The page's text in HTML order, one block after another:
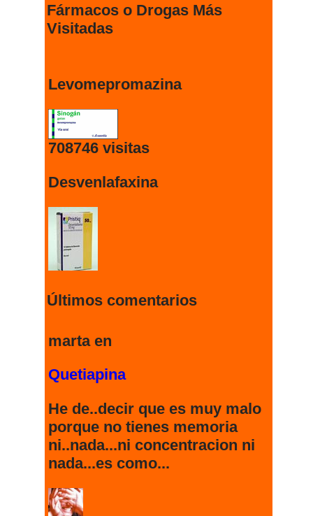
Fármacos o Drogas Más
Visitadas
Levomepromazina
708746 visitas
Desvenlafaxina
273308 visitas
Quetiapina
Últimos comentarios
marta en
Quetiapina
He de..decir que es muy malo
porque no tienes memoria
ni..nada...ni concentracion ni
nada...es como...